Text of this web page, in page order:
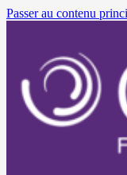
Passer au contenu